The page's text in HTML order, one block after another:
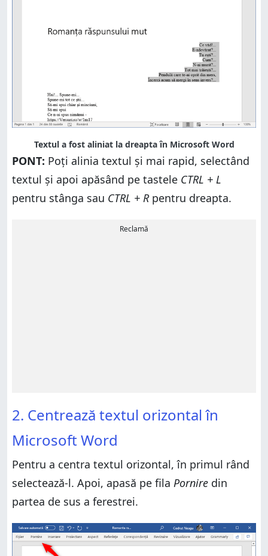
Textul a fost aliniat la dreapta în Microsoft Word
PONT: Poți alinia textul și mai rapid, selectând
textul și apoi apăsând pe tastele CTRL + L
pentru stânga sau CTRL + Rpentru dreapta.
Reclamă
2. Centrează textul orizontal în
Microsoft Word
Pentru a centra textul orizontal, în primul rând
selectează-l. Apoi, apasă pe fila Pornire din
partea de sus a ferestrei.